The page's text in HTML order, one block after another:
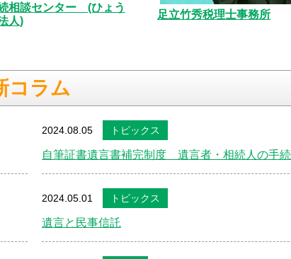
相談センター (ひょう
人)
足立竹秀税理士事務所
コラム
2024.08.05 トピックス
自筆証書遺言書補完制度 遺言者・相続人の手
2024.05.01 トピックス
遺言と民事信託